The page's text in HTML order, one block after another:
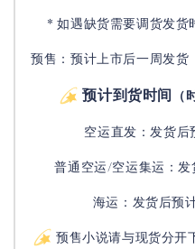
* 如遇缺货需要调货发货
预售：预计上市后一周发货
预计到货时间
空运直发：发货后
普通空运/空运集运：发
海运：发货后预
预售小说请与现货分开